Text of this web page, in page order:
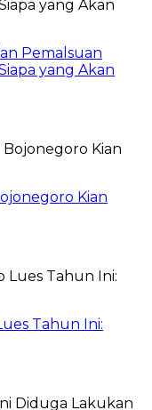
Pemalsuan
yang Akan
Kian
Tahun Ini: